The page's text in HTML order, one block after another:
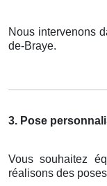
Nous intervenons
de-Braye.
3. Pose
Vous souhaitez
réalisons des